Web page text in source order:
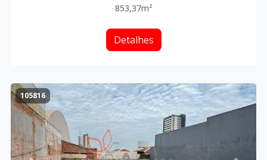
853,37m²
Detalhes
105816